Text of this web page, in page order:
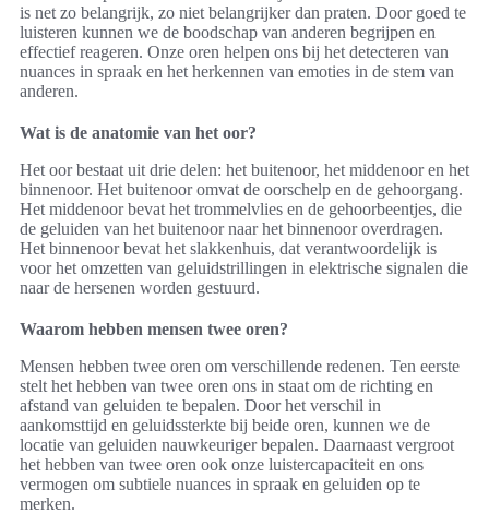
is net zo belangrijk, zo niet belangrijker dan praten. Door goed te
luisteren kunnen we de boodschap van anderen begrijpen en
effectief reageren. Onze oren helpen ons bij het detecteren van
nuances in spraak en het herkennen van emoties in de stem van
anderen.
Wat is de anatomie van het oor?
Het oor bestaat uit drie delen: het buitenoor, het middenoor en het
binnenoor. Het buitenoor omvat de oorschelp en de gehoorgang.
Het middenoor bevat het trommelvlies en de gehoorbeentjes, die
de geluiden van het buitenoor naar het binnenoor overdragen.
Het binnenoor bevat het slakkenhuis, dat verantwoordelijk is
voor het omzetten van geluidstrillingen in elektrische signalen die
naar de hersenen worden gestuurd.
Waarom hebben mensen twee oren?
Mensen hebben twee oren om verschillende redenen. Ten eerste
stelt het hebben van twee oren ons in staat om de richting en
afstand van geluiden te bepalen. Door het verschil in
aankomsttijd en geluidssterkte bij beide oren, kunnen we de
locatie van geluiden nauwkeuriger bepalen. Daarnaast vergroot
het hebben van twee oren ook onze luistercapaciteit en ons
vermogen om subtiele nuances in spraak en geluiden op te
merken.